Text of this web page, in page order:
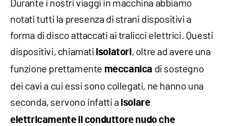
Durante i nostri viaggi in macchina abbiamo
notati tutti la presenza di strani dispositivi a
forma di disco attaccati ai tralicci elettrici. Questi
dispositivi, chiamati isolatori, oltre ad avere una
funzione prettamente meccanica di sostegno
dei cavi a cui essi sono collegati, ne hanno una
seconda, servono infatti a isolare
elettricamente il conduttore nudo che